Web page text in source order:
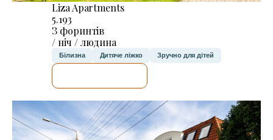
Liza Apartments
5.193
З форинтів
/ ніч / людина
Білизна Дитяче ліжко Зручно для дітей